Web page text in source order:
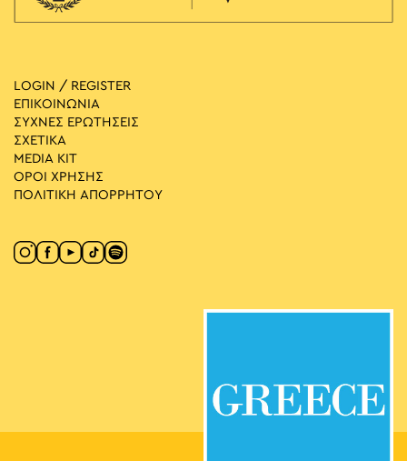
LOGIN / REGISTER
ΕΠΙΚΟΙΝΩΝΙΑ
ΣΥΧΝΕΣ ΕΡΩΤΗΣΕΙΣ
ΣΧΕΤΙΚΑ
MEDIA ΚIT
ΟΡΟΙ ΧΡΗΣΗΣ
ΠΟΛΙΤΙΚΗ ΑΠΟΡΡΗΤΟΥ